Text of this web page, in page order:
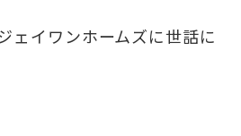
ェイワンホームズに世話に